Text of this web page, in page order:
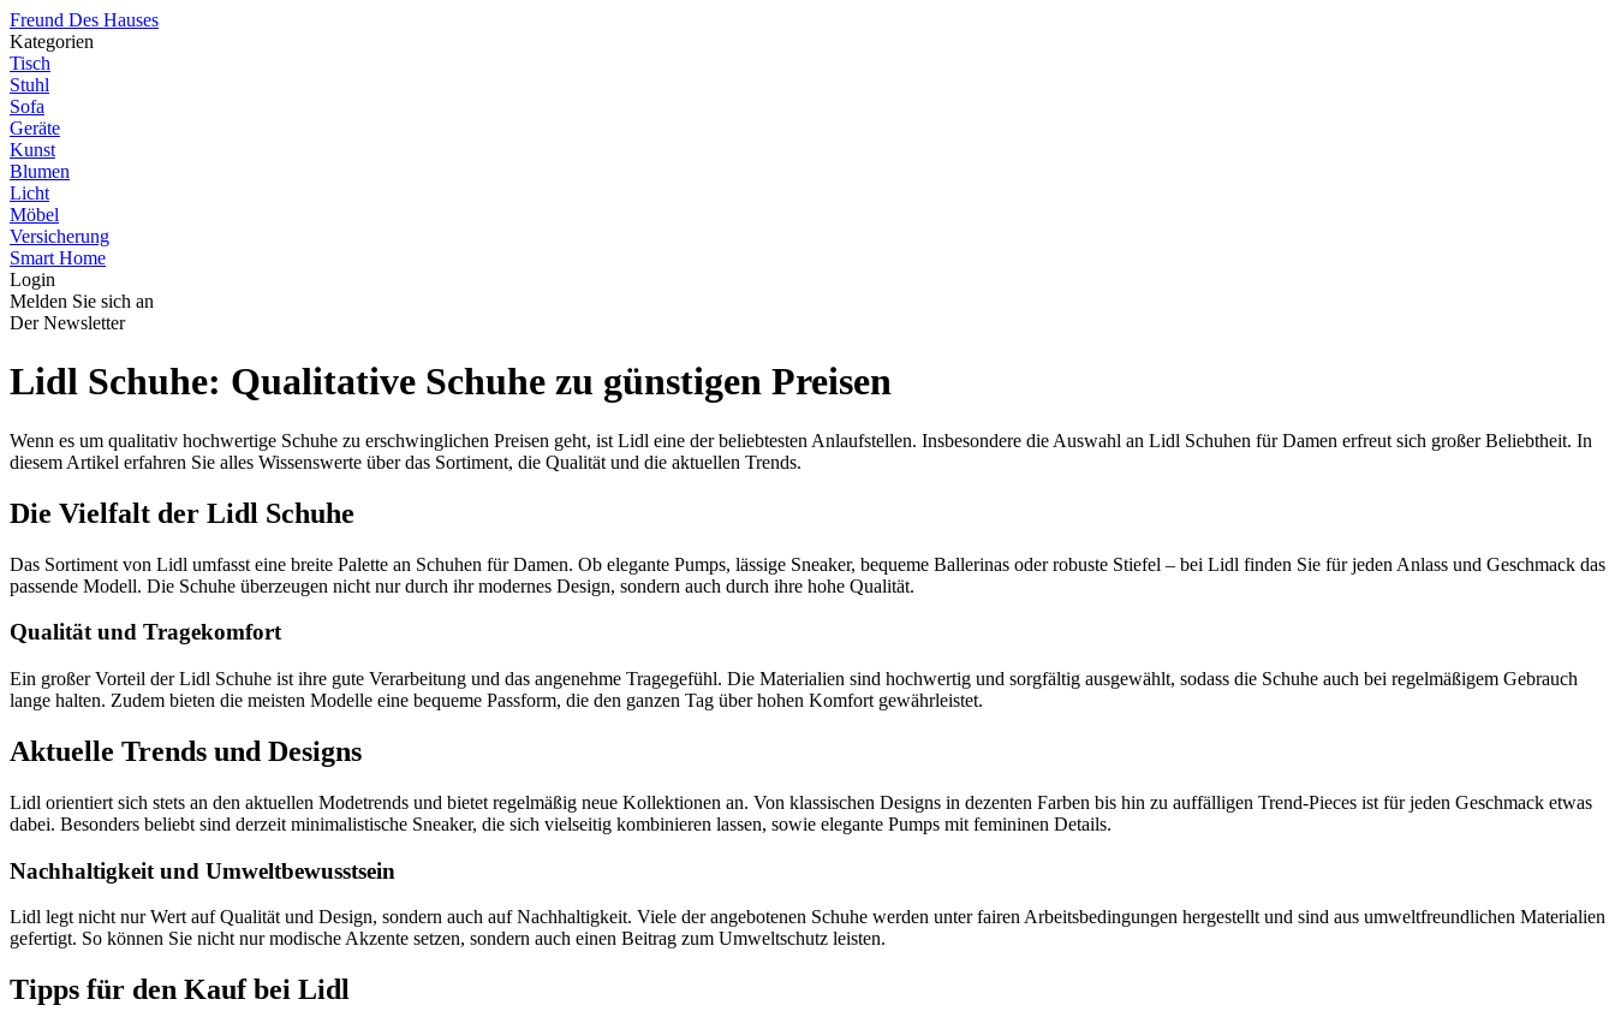
Freund Des Hauses
Kategorien
Tisch
Stuhl
Sofa
Geräte
Kunst
Blumen
Licht
Möbel
Versicherung
Smart Home
Login
Melden Sie sich an
Der Newsletter
Lidl Schuhe: Qualitative Schuhe zu günstigen Preisen
Wenn es um qualitativ hochwertige Schuhe zu erschwinglichen Preisen geht, ist Lidl eine der beliebtesten Anlaufstellen. Insbesondere die Auswahl an Lidl Schuhen für Damen erfreut sich großer Beliebtheit. In
diesem Artikel erfahren Sie alles Wissenswerte über das Sortiment, die Qualität und die aktuellen Trends.
Die Vielfalt der Lidl Schuhe
Das Sortiment von Lidl umfasst eine breite Palette an Schuhen für Damen. Ob elegante Pumps, lässige Sneaker, bequeme Ballerinas oder robuste Stiefel – bei Lidl finden Sie für jeden Anlass und Geschmack das
passende Modell. Die Schuhe überzeugen nicht nur durch ihr modernes Design, sondern auch durch ihre hohe Qualität.
Qualität und Tragekomfort
Ein großer Vorteil der Lidl Schuhe ist ihre gute Verarbeitung und das angenehme Tragegefühl. Die Materialien sind hochwertig und sorgfältig ausgewählt, sodass die Schuhe auch bei regelmäßigem Gebrauch
lange halten. Zudem bieten die meisten Modelle eine bequeme Passform, die den ganzen Tag über hohen Komfort gewährleistet.
Aktuelle Trends und Designs
Lidl orientiert sich stets an den aktuellen Modetrends und bietet regelmäßig neue Kollektionen an. Von klassischen Designs in dezenten Farben bis hin zu auffälligen Trend-Pieces ist für jeden Geschmack etwas
dabei. Besonders beliebt sind derzeit minimalistische Sneaker, die sich vielseitig kombinieren lassen, sowie elegante Pumps mit femininen Details.
Nachhaltigkeit und Umweltbewusstsein
Lidl legt nicht nur Wert auf Qualität und Design, sondern auch auf Nachhaltigkeit. Viele der angebotenen Schuhe werden unter fairen Arbeitsbedingungen hergestellt und sind aus umweltfreundlichen Materialien
gefertigt. So können Sie nicht nur modische Akzente setzen, sondern auch einen Beitrag zum Umweltschutz leisten.
Tipps für den Kauf bei Lidl